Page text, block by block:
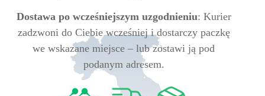
Dostawa po wcześniejszym uzgodnieniu: Kurier
zadzwoni do Ciebie wcześniej i dostarczy paczkę
we wskazane miejsce – lub zostawi ją pod
podanym adresem.